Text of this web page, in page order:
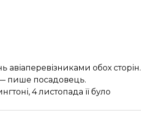
авіаперевізниками обох сторін.
— пише посадовець.
4 листопада її було